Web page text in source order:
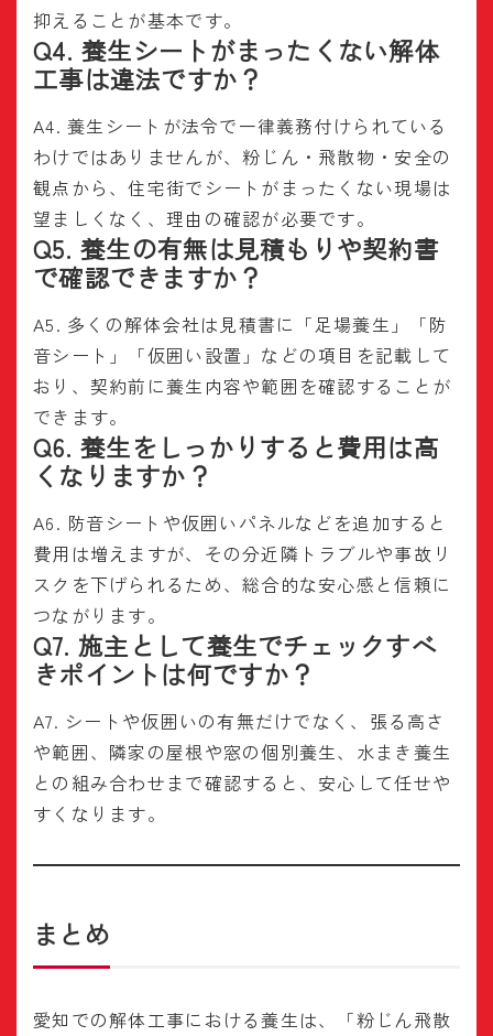
抑えることが基本です。
Q4. 養生シートがまったくない解体
工事は違法ですか？
A4. 養生シートが法令で一律義務付けられている
わけではありませんが、粉じん・飛散物・安全の
観点から、住宅街でシートがまったくない現場は
望ましくなく、理由の確認が必要です。
Q5. 養生の有無は見積もりや契約書
で確認できますか？
A5. 多くの解体会社は見積書に「足場養生」「防
音シート」「仮囲い設置」などの項目を記載して
おり、契約前に養生内容や範囲を確認することが
できます。
Q6. 養生をしっかりすると費用は高
くなりますか？
A6. 防音シートや仮囲いパネルなどを追加すると
費用は増えますが、その分近隣トラブルや事故リ
スクを下げられるため、総合的な安心感と信頼に
つながります。
Q7. 施主として養生でチェックすべ
きポイントは何ですか？
A7. シートや仮囲いの有無だけでなく、張る高さ
や範囲、隣家の屋根や窓の個別養生、水まき養生
との組み合わせまで確認すると、安心して任せや
すくなります。
まとめ
愛知での解体工事における養生は、「粉じん飛散